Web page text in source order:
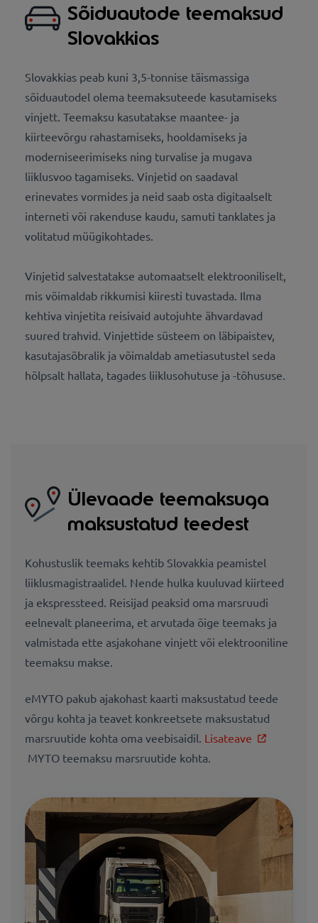
Sõiduautode teemaksud
Slovakkias
Slovakkias peab kuni 3,5-tonnise täismassiga
sõiduautodel olema teemaksuteede kasutamiseks
vinjett. Teemaksu kasutatakse maantee- ja
kiirteevõrgu rahastamiseks, hooldamiseks ja
moderniseerimiseks ning turvalise ja mugava
liiklusvoo tagamiseks. Vinjetid on saadaval
erinevates vormides ja neid saab osta digitaalselt
interneti või rakenduse kaudu, samuti tanklates ja
volitatud müügikohtades.
Vinjetid salvestatakse automaatselt elektrooniliselt,
mis võimaldab rikkumisi kiiresti tuvastada. Ilma
kehtiva vinjetita reisivaid autojuhte ähvardavad
suured trahvid. Vinjettide süsteem on läbipaistev,
kasutajasõbralik ja võimaldab ametiasutustel seda
hõlpsalt hallata, tagades liiklusohutuse ja -tõhususe.
Ülevaade teemaksuga
maksustatud teedest
Kohustuslik teemaks kehtib Slovakkia peamistel
liiklusmagistraalidel. Nende hulka kuuluvad kiirteed
ja ekspressteed. Reisijad peaksid oma marsruudi
eelnevalt planeerima, et arvutada õige teemaks ja
valmistada ette asjakohane vinjett või elektrooniline
teemaksu makse.
eMYTO pakub ajakohast kaarti maksustatud teede
võrgu kohta ja teavet konkreetsete maksustatud
marsruutide kohta oma veebisaidil. Lisateave
MYTO teemaksu marsruutide kohta.